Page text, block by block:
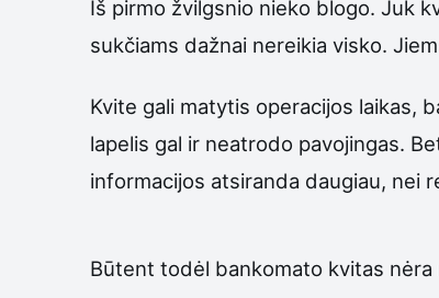
Iš pirmo žvilgsnio nieko blogo. Juk
sukčiams dažnai nereikia visko.
Kvite gali matytis operacijos laikas,
lapelis gal ir neatrodo pavojingas.
informacijos atsiranda daugiau, nei
Būtent todėl bankomato kvitas